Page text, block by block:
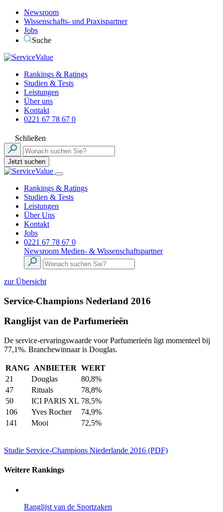
Newsroom
Wissenschafts- und Praxispartner
Jobs
Suche
Rankings & Ratings
Studien & Tests
Leistungen
Über uns
Kontakt
0221 67 78 67 0
Schließen
Jetzt suchen
Rankings & Ratings
Studien & Tests
Leistungen
Über Uns
Kontakt
Jobs
0221 67 78 67 0
Newsroom Medien- & Wissenschaftspartner
zur Übersicht
Service-Champions Nederland 2016
Ranglijst van de Parfumerieën
De service-ervaringswaarde voor Parfumerieën ligt momenteel bij
77,1%. Branchewinnaar is Douglas.
RANG ANBIETER WERT
21
Douglas
80,8%
47
Rituals
78,8%
50
ICI PARIS XL 78,5%
106
Yves Rocher
74,9%
141
Mooi 72,5%
Studie Service-Champions Niederlande 2016 (PDF)
Weitere Rankings
Ranglijst van de Sportzaken